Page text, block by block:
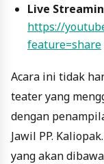
Live
https://
feature=share
Acara ini tidak
teater yang
dengan
Jawil PP.
yang akan